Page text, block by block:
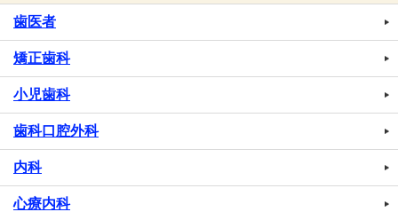
歯医者
矯正歯科
小児歯科
歯科口腔外科
内科
心療内科